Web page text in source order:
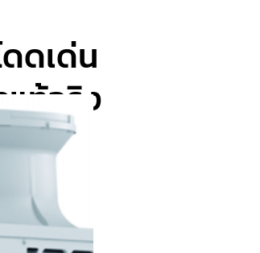
ดเด่น
แท้จริง
รับ
น